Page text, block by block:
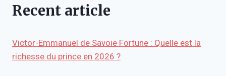
Recent article
Victor-Emmanuel de Savoie Fortune : Quelle est la
richesse du prince en 2026 ?